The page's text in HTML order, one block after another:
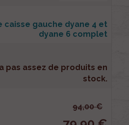
caisse gauche dyane 4 et
dyane 6 complet
a pas assez de produits en
stock.
94,00 €